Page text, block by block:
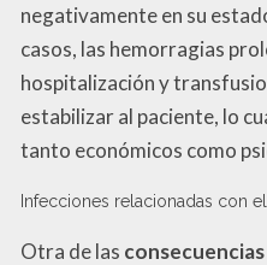
negativamente en su
casos, las hemorragias
hospitalización y
estabilizar al paciente, lo
tanto económicos como
Infecciones relacionadas con
Otra de las